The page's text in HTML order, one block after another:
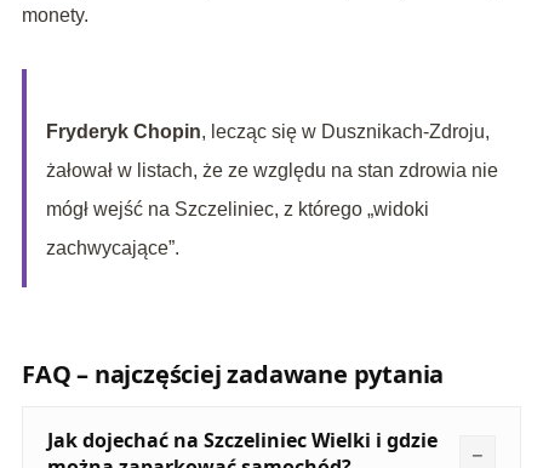
monety.
Fryderyk Chopin, lecząc się w Dusznikach-Zdroju,
żałował w listach, że ze względu na stan zdrowia nie
mógł wejść na Szczeliniec, z którego „widoki
zachwycające”.
FAQ – najczęściej zadawane pytania
Jak dojechać na Szczeliniec Wielki i gdzie